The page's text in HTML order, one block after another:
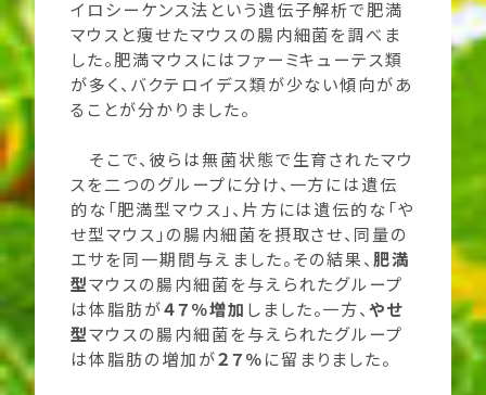
イロシーケンス法という遺伝子解析で肥満
マウスと痩せたマウスの腸内細菌を調べま
した。肥満マウスにはファーミキューテス類
が多く、バクテロイデス類が少ない傾向があ
ることが分かりました。
そこで、彼らは無菌状態で生育されたマウ
スを二つのグループに分け、一方には遺伝
的な「肥満型マウス」、片方には遺伝的な「や
せ型マウス」の腸内細菌を摂取させ、同量の
エサを同一期間与えました。その結果、 肥満
型マウスの腸内細菌を与えられたグループ
は体脂肪が４７％増加 しました。一方、やせ
型マウスの腸内細菌を与えられたグループ
は体脂肪の増加が２７％に留まりました。